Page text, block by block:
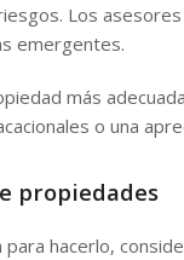
Los
emergentes.
más
o una
propiedades
para hacerlo,